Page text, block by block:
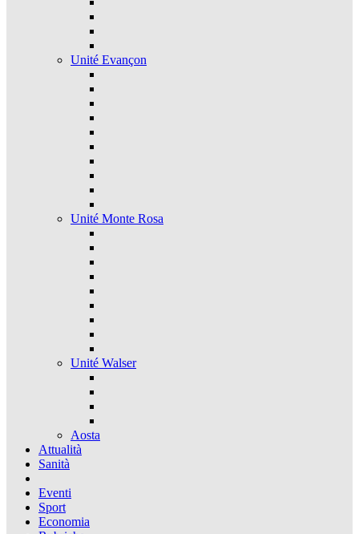
Unité Evançon
Unité Monte Rosa
Unité Walser
Aosta
Attualità
Sanità
Eventi
Sport
Economia